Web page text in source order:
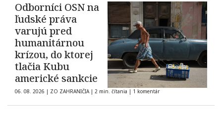
Odborníci OSN na
ľudské práva
varujú pred
humanitárnou
krízou, do ktorej
tlačia Kubu
americké sankcie
06. 08. 2026 | ZO ZAHRANIČIA | 2 min. čítania | 1 komentár